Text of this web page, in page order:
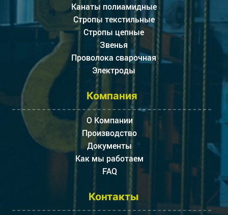
Канаты полиамидные
Стропы текстильные
Стропы цепные
Звенья
Проволока сварочная
Электроды
Компания
О Компании
Производство
Документы
Как мы работаем
FAQ
Контакты